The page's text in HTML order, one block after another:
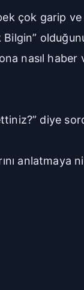
çok garip
Bilgin”
nasıl
diye
anlatmaya